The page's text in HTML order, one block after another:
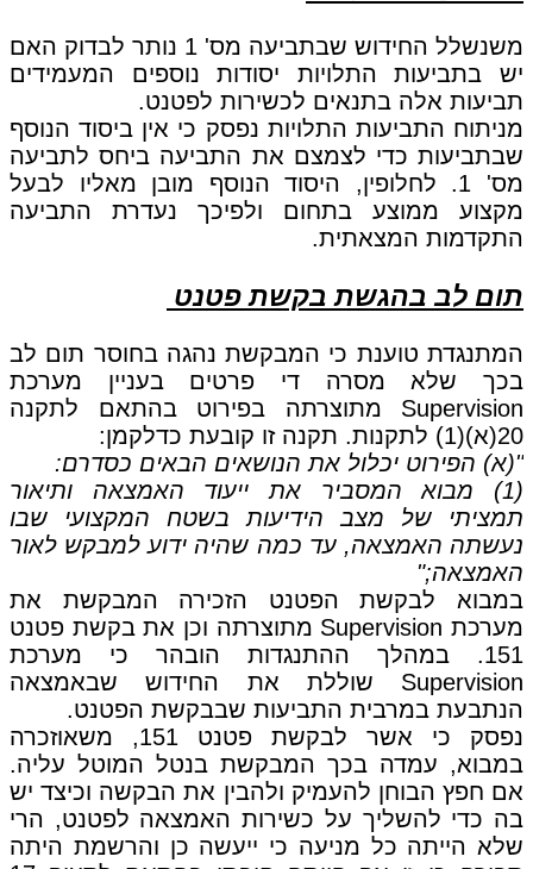
משנשלל החידוש שבתביעה מס' 1 נותר לבדוק האם
יש בתביעות התלויות יסודות נוספים המעמידים
תביעות אלה בתנאים לכשירות לפטנט.
מניתוח התביעות התלויות נפסק כי אין ביסוד הנוסף
שבתביעות כדי לצמצם את התביעה ביחס לתביעה
מס' 1. לחלופין, היסוד הנוסף מובן מאליו לבעל
מקצוע ממוצע בתחום ולפיכך נעדרת התביעה
התקדמות המצאתית.
תום לב בהגשת בקשת פטנט
המתנגדת טוענת כי המבקשת נהגה בחוסר תום לב
בכך שלא מסרה די פרטים בעניין מערכת
Supervision מתוצרתה בפירוט בהתאם לתקנה
20(א)(1) לתקנות. תקנה זו קובעת כדלקמן:
"(א) הפירוט יכלול את הנושאים הבאים כסדרם:
(1) מבוא המסביר את ייעוד האמצאה ותיאור
תמציתי של מצב הידיעות בשטח המקצועי שבו
נעשתה האמצאה, עד כמה שהיה ידוע למבקש לאור
האמצאה;"
במבוא לבקשת הפטנט הזכירה המבקשת את
מערכת Supervision מתוצרתה וכן את בקשת פטנט
151. במהלך ההתנגדות הובהר כי מערכת
Supervision שוללת את החידוש שבאמצאה
הנתבעת במרבית התביעות שבבקשת הפטנט.
נפסק כי אשר לבקשת פטנט 151, משאוזכרה
במבוא, עמדה בכך המבקשת בנטל המוטל עליה.
אם חפץ הבוחן להעמיק ולהבין את הבקשה וכיצד יש
בה כדי להשליך על כשירות האמצאה לפטנט, הרי
שלא הייתה כל מניעה כי ייעשה כן והרשמת היתה